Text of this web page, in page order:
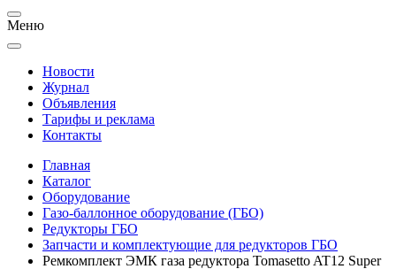
Меню
Новости
Журнал
Объявления
Тарифы и реклама
Контакты
Главная
Каталог
Оборудование
Газо-баллонное оборудование (ГБО)
Редукторы ГБО
Запчасти и комплектующие для редукторов ГБО
Ремкомплект ЭМК газа редуктора Tomasetto AT12 Super